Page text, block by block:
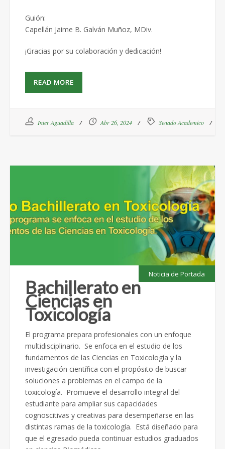
Guión:
Capellán Jaime B. Galván Muñoz, MDiv.
¡Gracias por su colaboración y dedicación!
READ MORE
Inter Aguadilla Abr 26, 2024 Senado Academico
Noticia de Portada
Bachillerato en
Ciencias en
Toxicología
El programa prepara profesionales con un enfoque
multidisciplinario. Se enfoca en el estudio de los
fundamentos de las Ciencias en Toxicología y la
investigación científica con el propósito de buscar
soluciones a problemas en el campo de la
toxicología. Promueve el desarrollo integral del
estudiante para ampliar sus capacidades
cognoscitivas y creativas para desempeñarse en las
distintas ramas de la toxicología. Está diseñado para
que el egresado pueda continuar estudios graduados